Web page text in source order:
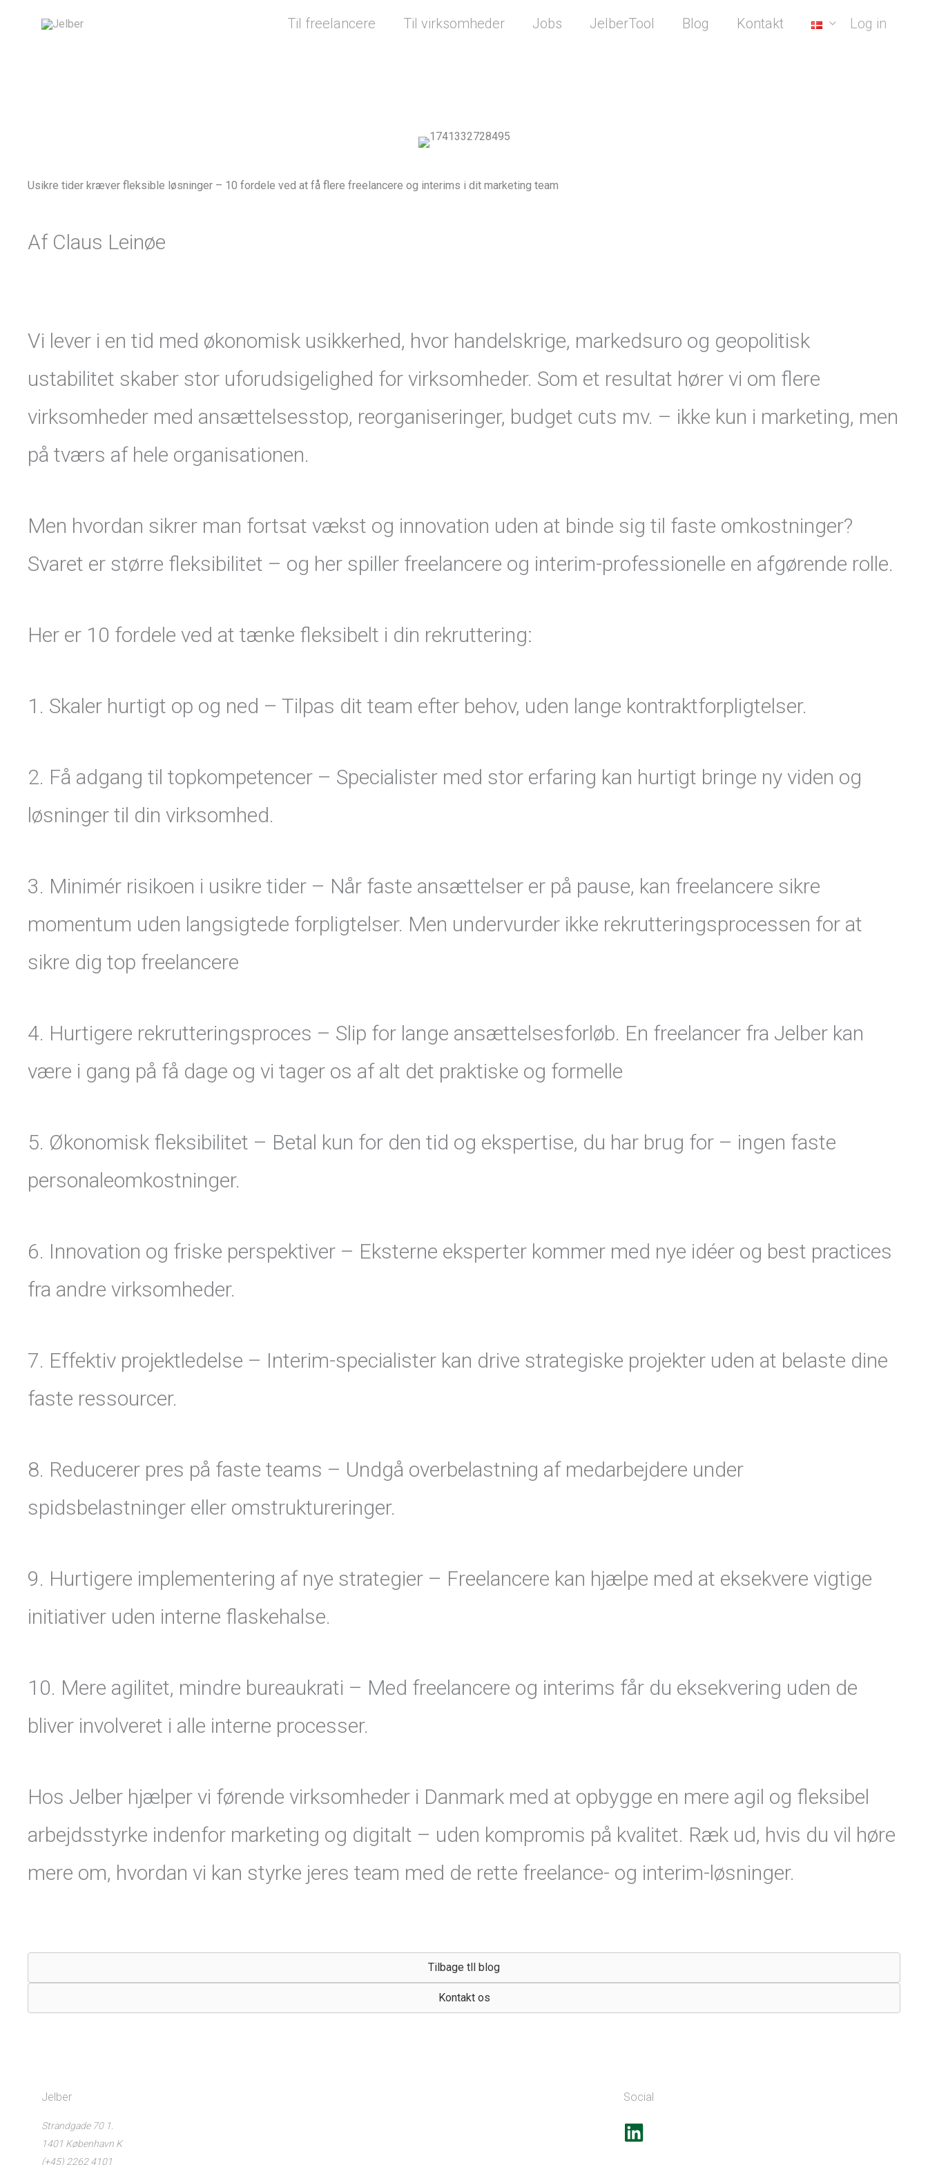
Til freelancere Til virksomheder Jobs JelberTool Blog Kontakt Log in
Usikre tider kræver fleksible løsninger – 10 fordele ved at få flere freelancere og interims i dit marketing team
Af Claus Leinøe
Vi lever i en tid med økonomisk usikkerhed, hvor handelskrige, markedsuro og geopolitisk
ustabilitet skaber stor uforudsigelighed for virksomheder. Som et resultat hører vi om flere
virksomheder med ansættelsesstop, reorganiseringer, budget cuts mv. – ikke kun i marketing, men
på tværs af hele organisationen.
Men hvordan sikrer man fortsat vækst og innovation uden at binde sig til faste omkostninger?
Svaret er større fleksibilitet – og her spiller freelancere og interim-professionelle en afgørende rolle.
Her er 10 fordele ved at tænke fleksibelt i din rekruttering:
1. Skaler hurtigt op og ned – Tilpas dit team efter behov, uden lange kontraktforpligtelser.
2. Få adgang til topkompetencer – Specialister med stor erfaring kan hurtigt bringe ny viden og
løsninger til din virksomhed.
3. Minimér risikoen i usikre tider – Når faste ansættelser er på pause, kan freelancere sikre
momentum uden langsigtede forpligtelser. Men undervurder ikke rekrutteringsprocessen for at
sikre dig top freelancere
4. Hurtigere rekrutteringsproces – Slip for lange ansættelsesforløb. En freelancer fra Jelber kan
være i gang på få dage og vi tager os af alt det praktiske og formelle
5. Økonomisk fleksibilitet – Betal kun for den tid og ekspertise, du har brug for – ingen faste
personaleomkostninger.
6. Innovation og friske perspektiver – Eksterne eksperter kommer med nye idéer og best practices
fra andre virksomheder.
7. Effektiv projektledelse – Interim-specialister kan drive strategiske projekter uden at belaste dine
faste ressourcer.
8. Reducerer pres på faste teams – Undgå overbelastning af medarbejdere under
spidsbelastninger eller omstruktureringer.
9. Hurtigere implementering af nye strategier – Freelancere kan hjælpe med at eksekvere vigtige
initiativer uden interne flaskehalse.
10. Mere agilitet, mindre bureaukrati – Med freelancere og interims får du eksekvering uden de
bliver involveret i alle interne processer.
Hos Jelber hjælper vi førende virksomheder i Danmark med at opbygge en mere agil og fleksibel
arbejdsstyrke indenfor marketing og digitalt – uden kompromis på kvalitet. Ræk ud, hvis du vil høre
mere om, hvordan vi kan styrke jeres team med de rette freelance- og interim-løsninger.
Tilbage tll blog
Kontakt os
Jelber
Strandgade 70 1.
1401 København K
(+45) 2262 4101
Social